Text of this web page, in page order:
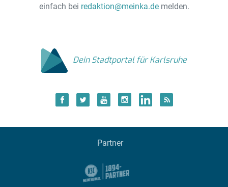
einfach bei redaktion@meinka.demelden.
Dein Stadtportal für Karlsruhe
Partner